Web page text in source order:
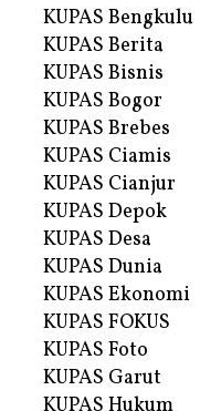
KUPAS Bengkulu
KUPAS Berita
KUPAS Bisnis
KUPAS Bogor
KUPAS Brebes
KUPAS Ciamis
KUPAS Cianjur
KUPAS Depok
KUPAS Desa
KUPAS Dunia
KUPAS Ekonomi
KUPAS FOKUS
KUPAS Foto
KUPAS Garut